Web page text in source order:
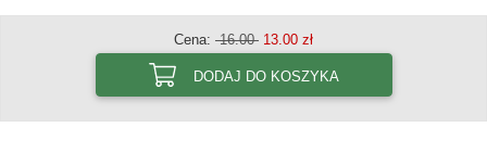
Cena: 16.00 13.00 zł
DODAJ DO KOSZYKA